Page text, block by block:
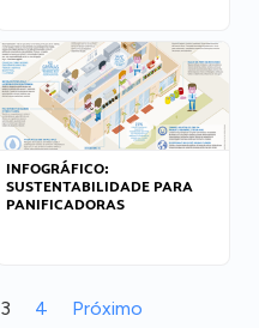
INFOGRÁFICO:
SUSTENTABILIDADE PARA
PANIFICADORAS
3 4 Próximo